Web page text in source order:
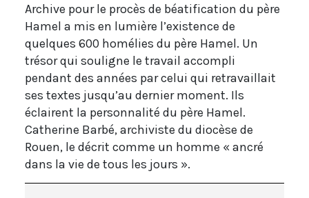
Archive pour le procès de béatification du père
Hamel a mis en lumière l’existence de
quelques 600 homélies du père Hamel. Un
trésor qui souligne le travail accompli
pendant des années par celui qui retravaillait
ses textes jusqu’au dernier moment. Ils
éclairent la personnalité du père Hamel.
Catherine Barbé, archiviste du diocèse de
Rouen, le décrit comme un homme « ancré
dans la vie de tous les jours ».